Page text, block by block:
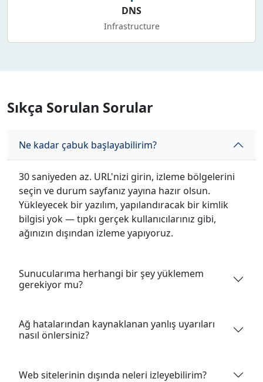
DNS
Infrastructure
Sıkça Sorulan Sorular
Ne kadar çabuk başlayabilirim?
30 saniyeden az. URL'nizi girin, izleme bölgelerini
seçin ve durum sayfanız yayına hazır olsun.
Yükleyecek bir yazılım, yapılandıracak bir kimlik
bilgisi yok — tıpkı gerçek kullanıcılarınız gibi,
ağınızın dışından izleme yapıyoruz.
Sunucularıma herhangi bir şey yüklemem
gerekiyor mu?
Ağ hatalarından kaynaklanan yanlış uyarıları
nasıl önlersiniz?
Web sitelerinin dışında neleri izleyebilirim?